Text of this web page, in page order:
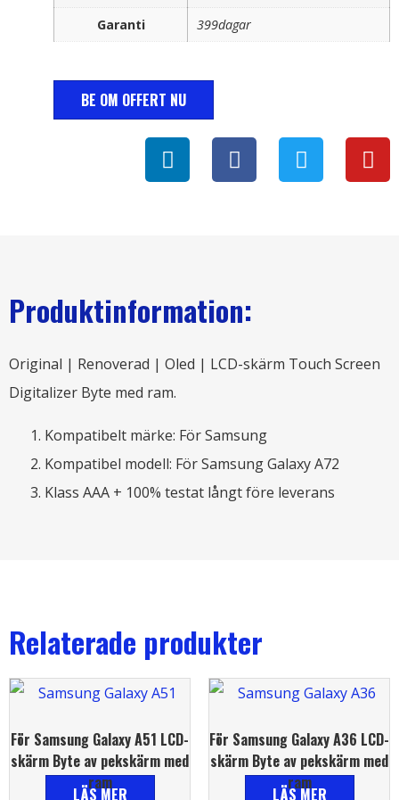
Garanti
399dagar
BE OM OFFERT NU
Produktinformation:
Original | Renoverad | Oled | LCD-skärm Touch Screen
Digitalizer Byte med ram.
Kompatibelt märke: För Samsung
Kompatibel modell: För Samsung Galaxy A72
Klass AAA + 100% testat långt före leverans
Relaterade produkter
För Samsung Galaxy A51 LCD-
skärm Byte av pekskärm med
ram
LÄS MER
För Samsung Galaxy A36 LCD-
skärm Byte av pekskärm med
ram
LÄS MER